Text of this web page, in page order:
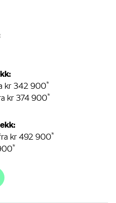
kr 342 900*
kr 374 900*
kr 492 900*
*